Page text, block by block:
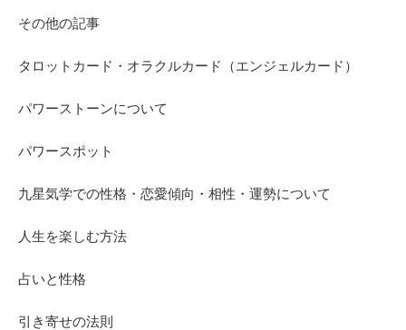
その他の記事
タロットカード・オラクルカード（エンジェルカード）
パワーストーンについて
パワースポット
九星気学での性格・恋愛傾向・相性・運勢について
人生を楽しむ方法
占いと性格
引き寄せの法則